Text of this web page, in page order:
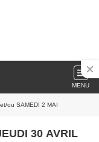
MENU
ou SAMEDI 2 MAI
30 AVRIL